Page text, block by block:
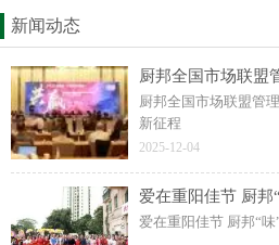
新闻动态
厨邦全国市场联盟管
新征程
2025-12-04
爱在重阳佳节 厨邦
爱在重阳佳节 厨邦“味